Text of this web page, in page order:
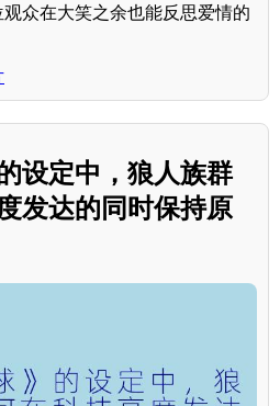
众在大笑之余也能反思爱情的
设定中，狼人族群
发达的同时保持原